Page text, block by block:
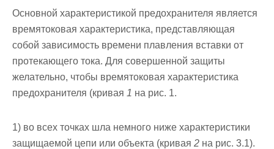
Основной характеристикой предохранителя является
времятоковая характеристика, представляющая
собой зави­симость времени плавления вставки от
протекающего тока. Для совершенной защиты
желательно, чтобы времятоковая характеристика
предохранителя (кривая 1 на рис. 1.
1) во всех точках шла немного ниже характеристики
защищае­мой цепи или объекта (кривая 2 на рис. 3.1).